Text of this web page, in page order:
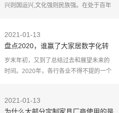
兴则国运兴,文化强则民族强。在处于百年
尤为重要！李宁结
2021-01-13
盘点2020，谁赢了大家居数字化转
型突围赛？
岁末年初，又到了总结过去和展望未来的
时间。2020年，各行各业不得不提的一个
于大众而言，这并非一个陌生的词汇。
2021-01-13
为什么大部分定制家具厂商使用的是